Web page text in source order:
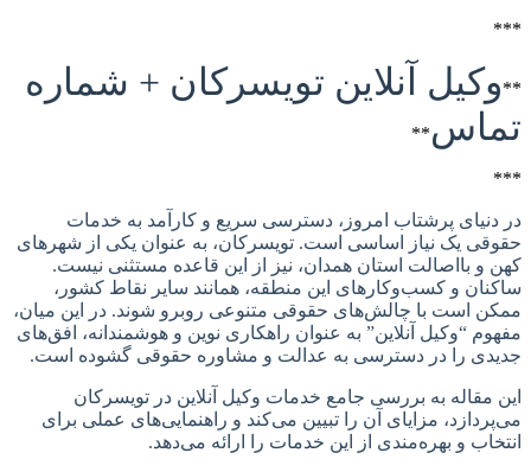
آنلاین تویسرکان + شماره
**
پرشتاب امروز، دسترسی سریع و کارآمد به خدمات
یک نیاز اساسی است. تویسرکان، به عنوان یکی از شهرهای
و بااصالت استان همدان، نیز از این قاعده مستثنی نیست.
و کسب‌وکارهای این منطقه، همانند سایر نقاط کشور،
است با چالش‌های حقوقی متنوعی روبرو شوند. در این میان،
“وکیل آنلاین” به عنوان راهکاری نوین و هوشمندانه، افق‌های
را در دسترسی به عدالت و مشاوره حقوقی گشوده است.
مقاله به بررسی جامع خدمات وکیل آنلاین در تویسرکان
مزایای آن را تبیین می‌کند و راهنمایی‌های عملی برای
و بهره‌مندی از این خدمات را ارائه می‌دهد.